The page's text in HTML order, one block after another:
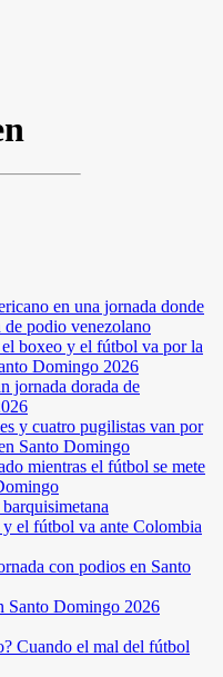
en una jornada donde
de podio venezolano
boxeo y el fútbol va por la
Domingo 2026
jornada dorada de
y cuatro pugilistas van por
Santo Domingo
mientras el fútbol se mete
el fútbol va ante Colombia
con podios en Santo
Santo Domingo 2026
Cuando el mal del fútbol